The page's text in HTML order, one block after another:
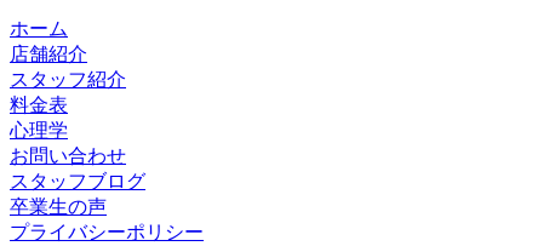
ホーム
店舗紹介
スタッフ紹介
料金表
心理学
お問い合わせ
スタッフブログ
卒業生の声
プライバシーポリシー